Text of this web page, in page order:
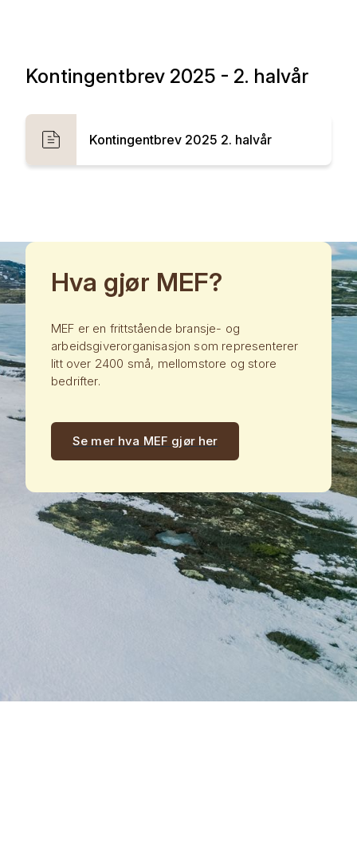
Kontingentbrev 2025 - 2. halvår
Kontingentbrev 2025 2. halvår
Hva gjør MEF?
MEF er en frittstående bransje- og
arbeidsgiverorganisasjon som representerer
litt over 2400 små, mellomstore og store
bedrifter.
Se mer hva MEF gjør her